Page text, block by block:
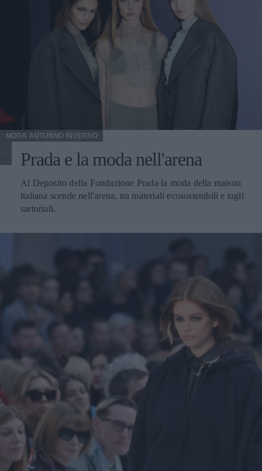
MODA AUTUNNO INVERNO
Prada e la moda nell'arena
Al Deposito della Fondazione Prada la moda della maison
italiana scende nell'arena, tra materiali ecosostenibili e tagli
sartoriali.